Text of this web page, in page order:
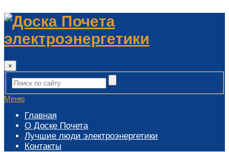
×
Меню
Главная
О Доске Почета
Лучшие люди электроэнергетики
Контакты